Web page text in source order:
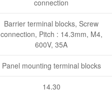
connection
Barrier terminal blocks, Screw
connection, Pitch : 14.3mm, M4,
600V, 35A
Panel mounting terminal blocks
14.30